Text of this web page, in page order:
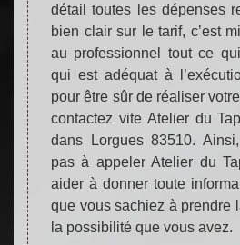
détail toutes les dépenses
bien clair sur le tarif, c’est
au professionnel tout ce
qui est adéquat à
pour être sûr de réaliser
contactez vite Atelier du
dans Lorgues 83510.
pas à appeler Atelier du
aider à donner toute
que vous sachiez à prendre
la possibilité que vous avez.